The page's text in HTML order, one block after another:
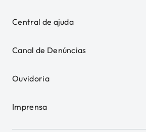
Central de ajuda
Canal de Denúncias
Ouvidoria
Imprensa